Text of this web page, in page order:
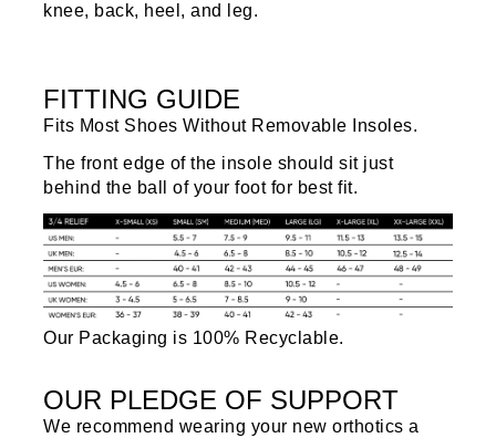
knee, back, heel, and leg.
FITTING GUIDE
Fits Most Shoes Without Removable Insoles.
The front edge of the insole should sit just
behind the ball of your foot for best fit.
Our Packaging is 100% Recyclable.
OUR PLEDGE OF SUPPORT
We recommend wearing your new orthotics a